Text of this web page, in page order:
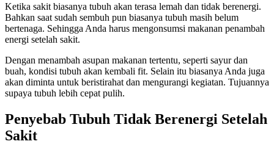
Ketika sakit biasanya tubuh akan terasa lemah dan tidak berenergi.
Bahkan saat sudah sembuh pun biasanya tubuh masih belum
bertenaga. Sehingga Anda harus mengonsumsi makanan penambah
energi setelah sakit.
Dengan menambah asupan makanan tertentu, seperti sayur dan
buah, kondisi tubuh akan kembali fit. Selain itu biasanya Anda juga
akan diminta untuk beristirahat dan mengurangi kegiatan. Tujuannya
supaya tubuh lebih cepat pulih.
Penyebab Tubuh Tidak Berenergi Setelah
Sakit